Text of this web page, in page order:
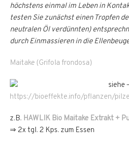
höchstens einmal im Leben in
testen Sie zunächst einen Tropfen
neutralen Öl verdünnten)
durch Einmassieren in die
Maitake (Grifola frondosa)
siehe
https://bioeffekte.info/pflanzen/
z.B. HAWLIK Bio Maitake Extrakt +
⇒ 2x tgl. 2 Kps. zum Essen